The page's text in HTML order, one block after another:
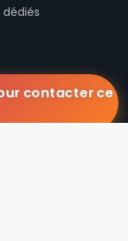
contacter ce